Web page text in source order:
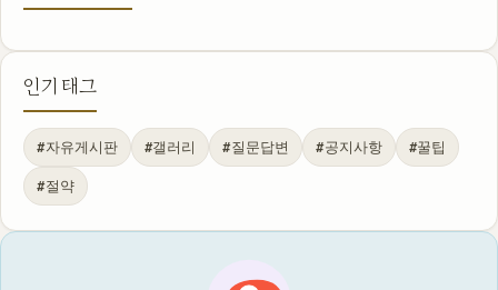
인기 태그
#자유게시판 #갤러리 #질문답변 #공지사항 #꿀팁
#절약